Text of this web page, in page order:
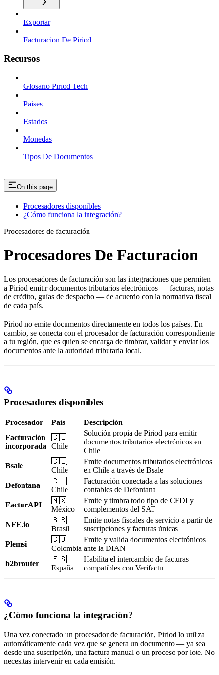
Exportar
Facturacion De Piriod
Recursos
Glosario Piriod Tech
Paises
Estados
Monedas
Tipos De Documentos
On this page
Procesadores disponibles
¿Cómo funciona la integración?
Procesadores de facturación
Procesadores De Facturacion
Los procesadores de facturación son las integraciones que permiten
a Piriod emitir documentos tributarios electrónicos — facturas, notas
de crédito, guías de despacho — de acuerdo con la normativa fiscal
de cada país.
Piriod no emite documentos directamente en todos los países. En
cambio, se conecta con el procesador de facturación correspondiente
a tu región, que es quien se encarga de timbrar, validar y enviar los
documentos ante la autoridad tributaria local.
Procesadores disponibles
Procesador País
Descripción
Facturación
incorporada
🇨🇱
Chile
Solución propia de Piriod para emitir
documentos tributarios electrónicos en
Chile
Bsale
🇨🇱
Chile
Emite documentos tributarios electrónicos
en Chile a través de Bsale
Defontana
🇨🇱
Chile
Facturación conectada a las soluciones
contables de Defontana
FacturAPI
🇲🇽
México
Emite y timbra todo tipo de CFDI y
complementos del SAT
NFE.io
🇧🇷
Brasil
Emite notas fiscales de servicio a partir de
suscripciones y facturas únicas
Plemsi
🇨🇴
Colombia
Emite y valida documentos electrónicos
ante la DIAN
b2brouter
🇪🇸
España
Habilita el intercambio de facturas
compatibles con Verifactu
¿Cómo funciona la integración?
Una vez conectado un procesador de facturación, Piriod lo utiliza
automáticamente cada vez que se genera un documento — ya sea
desde una suscripción, una factura manual o un proceso por lote. No
necesitas intervenir en cada emisión.